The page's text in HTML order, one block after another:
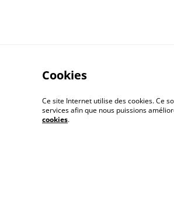
Cookies
Ce site Internet utilise des cookies. Ce
services afin que nous puissions
cookies.